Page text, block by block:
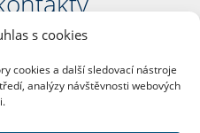
s cookies
cookies a další sledovací nástroje
analýzy návštěvnosti webových
fakulta
1/2
1